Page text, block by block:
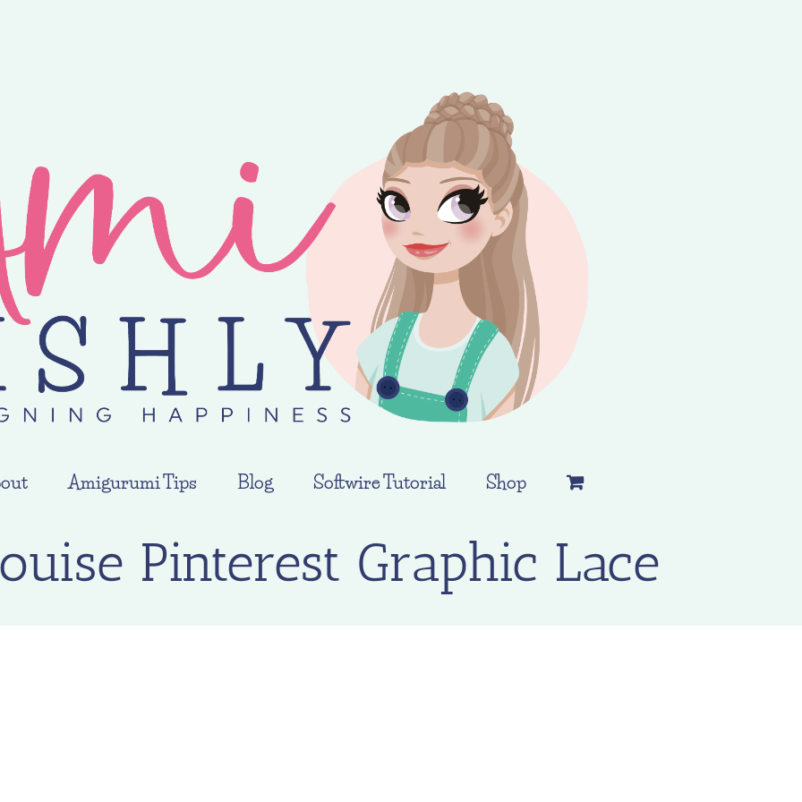
Amigurumi Tips Blog Softwire Tutorial Shop
Pinterest Graphic Lace
ontvang je 25% korting op alle losse Amilishly patronen bij een minimale besteding van €10,-. Geldig tot en met